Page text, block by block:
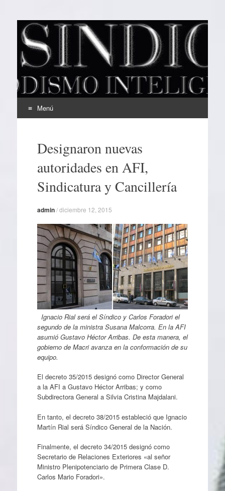
EL SINDICAL
Periodismo Inteligente
Menú
contenidoDesignaron nuevas
autoridades en AFI,
Sindicatura y Cancillería
admin/diciembre 12, 2015
Ignacio Rial será el Síndico y Carlos Foradori el
segundo de la ministra Susana Malcorra. En la AFI
asumió Gustavo Héctor Arribas. De esta manera, el
gobierno de Macri avanza en la conformación de su
equipo.
El decreto 35/2015 designó como Director General
a la AFI a Gustavo Héctor Arribas; y como
Subdirectora General a Silvia Cristina Majdalani.
En tanto, el decreto 38/2015 estableció que Ignacio
Martín Rial será Síndico General de la Nación.
Finalmente, el decreto 34/2015 designó como
Secretario de Relaciones Exteriores «al señor
Ministro Plenipotenciario de Primera Clase D.
Carlos Mario Foradori».